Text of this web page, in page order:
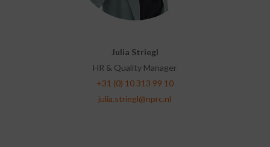
Julia Striegl
HR & Quality Manager
+31 (0) 10 313 99 10
julia.striegl@nprc.nl